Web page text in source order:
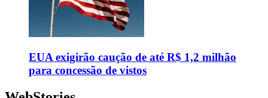
EUA exigirão caução de até R$ 1,2 milhão
para concessão de vistos